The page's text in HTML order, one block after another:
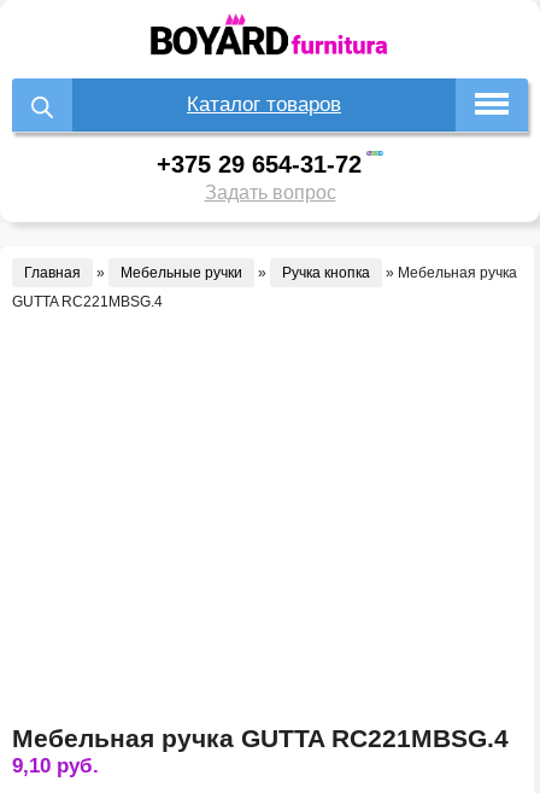
Каталог товаров
+375 29 654-31-72
Задать вопрос
Главная » Мебельные ручки » Ручка кнопка » Мебельная ручка
GUTTA RC221MBSG.4
Мебельная ручка GUTTA RC221MBSG.4
9,10 руб.